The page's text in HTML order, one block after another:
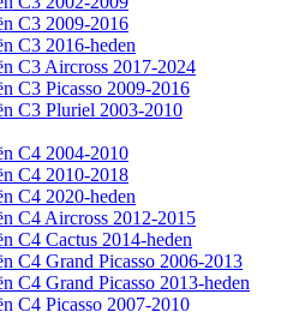
C3 2009-2016
C3 2016-heden
C3 Aircross 2017-2024
C3 Picasso 2009-2016
C3 Pluriel 2003-2010
C4 2004-2010
C4 2010-2018
C4 2020-heden
C4 Aircross 2012-2015
C4 Cactus 2014-heden
C4 Grand Picasso 2006-2013
C4 Grand Picasso 2013-heden
C4 Picasso 2007-2010